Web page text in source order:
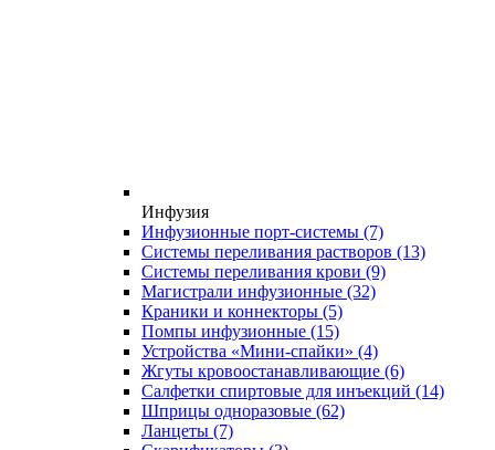
Инфузия
Инфузионные порт-системы (7)
Системы переливания растворов (13)
Системы переливания крови (9)
Магистрали инфузионные (32)
Краники и коннекторы (5)
Помпы инфузионные (15)
Устройства «Мини-спайки» (4)
Жгуты кровоостанавливающие (6)
Салфетки спиртовые для инъекций (14)
Шприцы одноразовые (62)
Ланцеты (7)